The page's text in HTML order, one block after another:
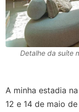
Detalhe da suíte
A minha estadia
12 e 14 de maio